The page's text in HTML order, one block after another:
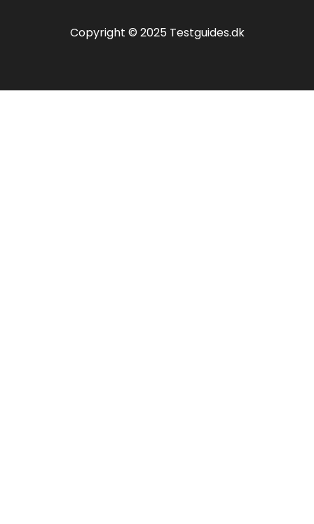
Copyright © 2025 Testguides.dk